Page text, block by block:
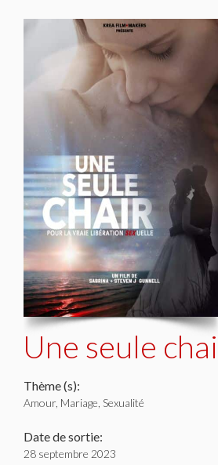
Une seule
Thème (s):
Amour, Mariage, Sexualité
Date de sortie:
28 septembre 2023